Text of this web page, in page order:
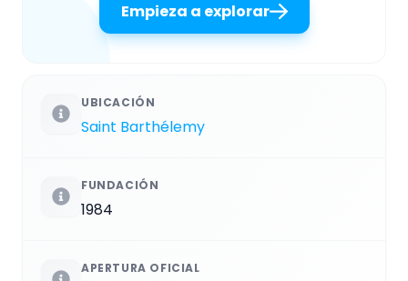
Empieza a explorar
UBICACIÓN
Saint Barthélemy
FUNDACIÓN
1984
APERTURA OFICIAL